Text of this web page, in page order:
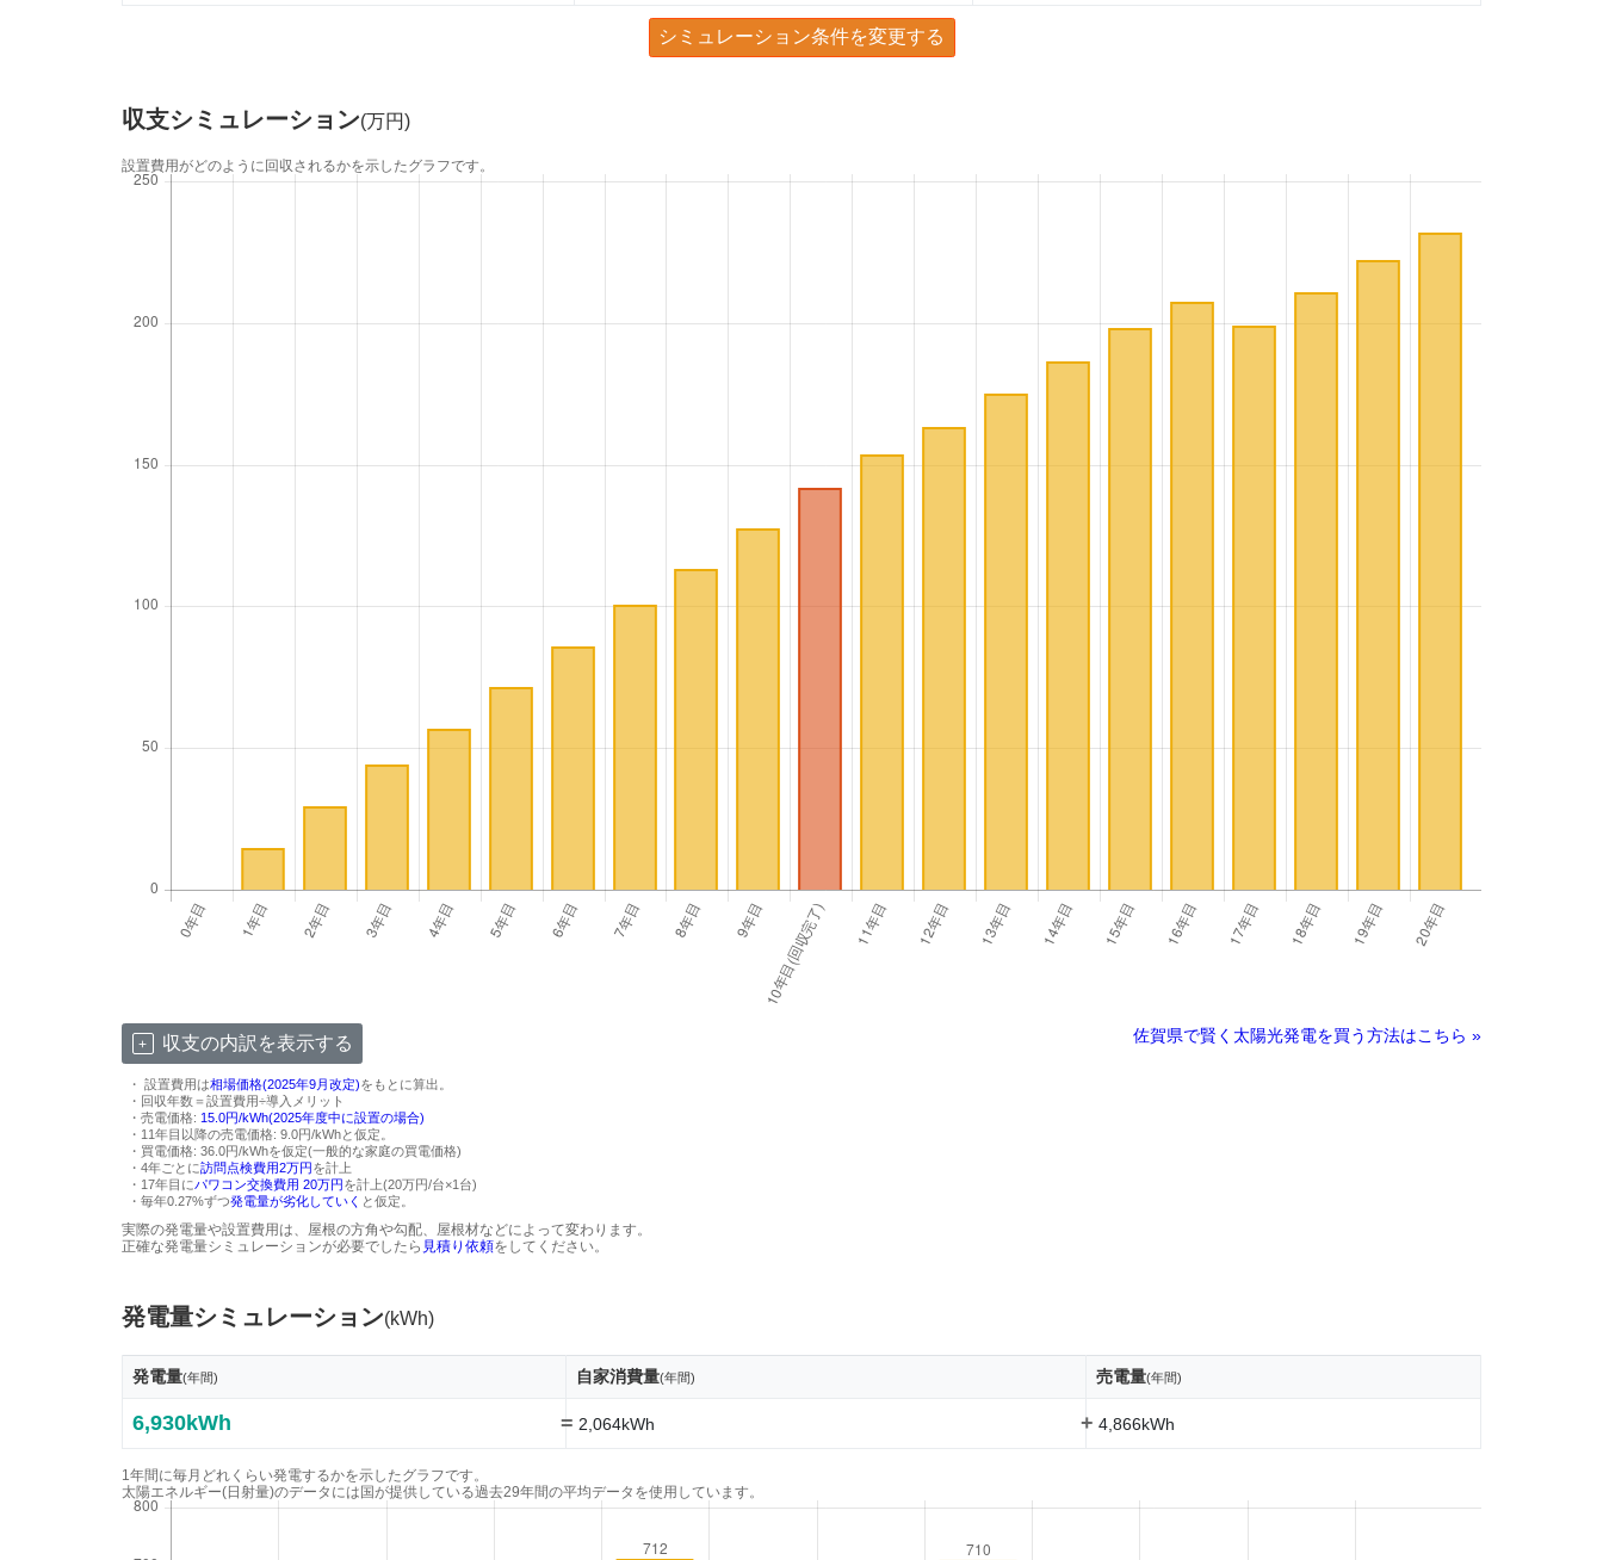
シミュレーション条件を変更する
収支シミュレーション(万円)
設置費用がどのように回収されるかを示したグラフです。
収支の内訳を表示する 佐賀県で賢く太陽光発電を買う方法はこちら »
・ 設置費用は相場価格(2025年9月改定)をもとに算出。
・回収年数＝設置費用÷導入メリット
・売電価格: 15.0円/kWh(2025年度中に設置の場合)
・11年目以降の売電価格: 9.0円/kWhと仮定。
・買電価格: 36.0円/kWhを仮定(一般的な家庭の買電価格)
・4年ごとに訪問点検費用2万円を計上
・17年目にパワコン交換費用 20万円を計上(20万円/台×1台)
・毎年0.27%ずつ発電量が劣化していく と仮定。
実際の発電量や設置費用は、屋根の方角や勾配、屋根材などによって変わります。
正確な発電量シミュレーションが必要でしたら 見積り依頼をしてください。
発電量シミュレーション(kWh)
発電量(年間) 自家消費量(年間) 売電量(年間)
6,930kWh = 2,064kWh + 4,866kWh
1年間に毎月どれくらい発電するかを示したグラフです。
太陽エネルギー(日射量)のデータには国が提供している過去29年間の平均データを使用しています。